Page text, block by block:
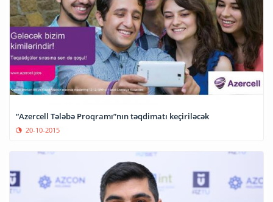
“Azercell Tələbə Proqramı”nın təqdimatı keçiriləcək
20-10-2015